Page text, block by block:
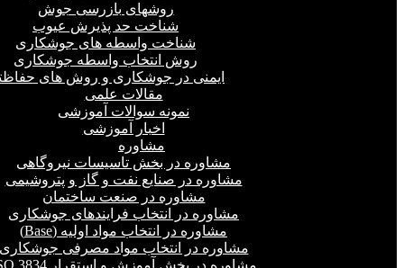
روشهای بازرسی جوش
شناخت حد پذیرش عیوب
شناخت واسطه های جوشکاری
روش انتخاب واسطه جوشکاری
ایمنی در جوشکاری و روش های
مقالات علمی
نمونه سوالات آموزشی
اخبار آموزشی
مشاوره
مشاوره در بخش تاسیسات نیروگاهی
مشاوره در صنایع نفت و گاز و پتروشیمی
مشاوره در صنعت ساختمان
مشاوره در انتخاب فرایند‌های جوشکاری
مشاوره در انتخاب مواد اولیه (Base)
مشاوره در انتخاب مواد مصرفی
مشاوره در بخش آموزش و استقرار ISO 3834